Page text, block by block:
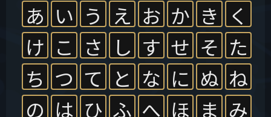
あ い う え お か き く
け こ さ し す せ そ た
ち つ て と な に ぬ ね
の は ひ ふ へ ほ ま み